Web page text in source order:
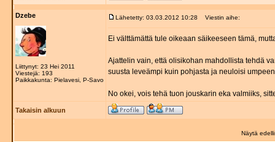
Dzebe
Liittynyt: 23 Hei 2011
Viestejä: 193
Paikkakunta: Pielavesi, P-Savo
Lähetetty: 03.03.2012 10:28 Viestin aihe:
Ei välttämättä tule oikeaan säikeeseen tämä,
Ajattelin vain, että olisikohan mahdollista tehdä
suusta leveämpi kuin pohjasta ja neuloisi
No okei, vois tehä tuon jouskarin eka valmiiks,
Takaisin alkuun
Näytä